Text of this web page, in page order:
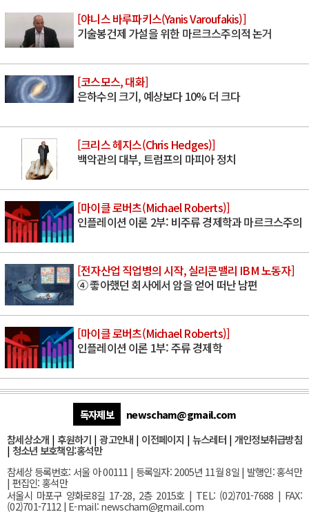
[야니스 바루파키스(Yanis Varoufakis)]
기술봉건제 가설을 위한 마르크스주의적 논거
[코스모스, 대화]
은하수의 크기, 예상보다 10% 더 크다
[크리스 헤지스(Chris Hedges)]
백악관의 대부, 트럼프의 마피아 정치
[마이클 로버츠(Michael Roberts)]
인플레이션 이론 2부: 비주류 경제학과 마르크스주의
[전자산업 직업병의 시작, 실리콘밸리 IBM 노동자]
④ 좋아했던 회사에서 암을 얻어 떠난 남편
[마이클 로버츠(Michael Roberts)]
인플레이션 이론 1부: 주류 경제학
독자제보
newscham@gmail.com
참세상소개 | 후원하기 |광고안내 | 이전페이지 | 뉴스레터| 개인정보취급방침
| 청소년 보호책임:홍석만
참세상 등록번호: 서울 아 00111 | 등록일자: 2005년 11월 8일 | 발행인: 홍석만
| 편집인: 홍석만
서울시 마포구 양화로8길 17-28, 2층 2015호| TEL: (02)701-7688 | FAX:
(02)701-7112 | E-mail:newscham@gmail.com